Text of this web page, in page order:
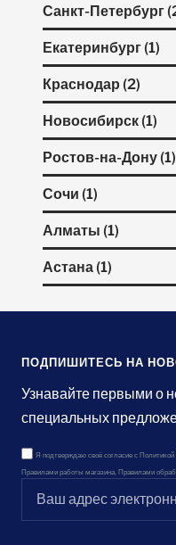
Санкт-Петербург
Екатеринбург (1)
Краснодар (2)
Новосибирск (1)
Ростов-на-Дону (1)
Сочи (1)
Алматы (1)
Астана (1)
ПОДПИШИТЕСЬ НА
Узнавайте первыми о
специальных
Я подтверждаю своё согласие с Политикой
Правилами работы магазина Правилами
Ваш адрес